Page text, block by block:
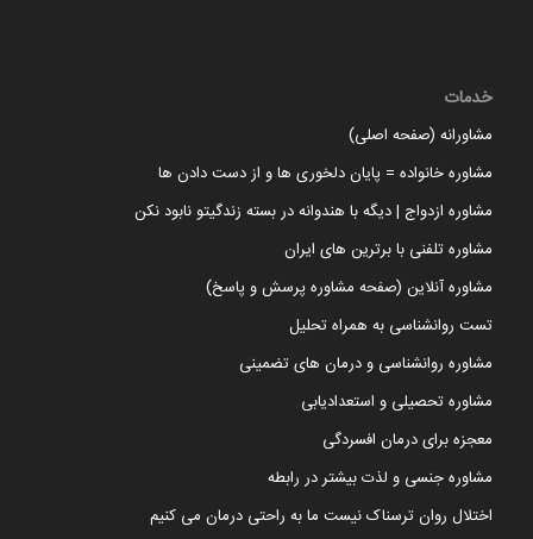
خدمات
مشاورانه (صفحه اصلی)
مشاوره خانواده = پایان دلخوری ها و از دست دادن ها
مشاوره ازدواج | دیگه با هندوانه در بسته زندگیتو نابود نکن
مشاوره تلفنی با برترین های ایران
مشاوره آنلاین (صفحه مشاوره پرسش و پاسخ)
تست روانشناسی به همراه تحلیل
مشاوره روانشناسی و درمان های تضمینی
مشاوره تحصیلی و استعدادیابی
معجزه برای درمان افسردگی
مشاوره جنسی و لذت بیشتر در رابطه
اختلال روان ترسناک نیست ما به راحتی درمان می کنیم